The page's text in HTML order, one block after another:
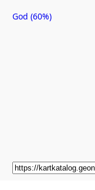
Metadatakvalitet
God (60%)